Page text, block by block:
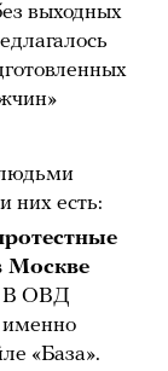
выходных
людьми
них есть:
Москве
В ОВД
именно
«База».